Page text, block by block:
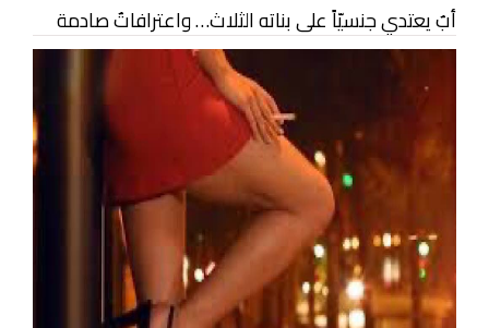
أبٌ يعتدي جنسيّاً على بناته الثلاث… واعترافاتٌ صادمة